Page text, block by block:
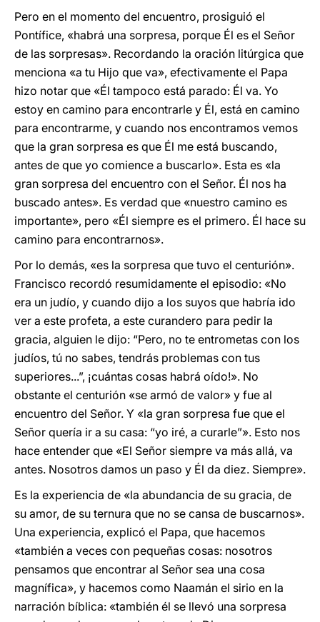
Pero en el momento del encuentro, prosiguió el
Pontífice, «habrá una sorpresa, porque Él es el Señor
de las sorpresas». Recordando la oración litúrgica que
menciona «a tu Hijo que va», efectivamente el Papa
hizo notar que «Él tampoco está parado: Él va. Yo
estoy en camino para encontrarle y Él, está en camino
para encontrarme, y cuando nos encontramos vemos
que la gran sorpresa es que Él me está buscando,
antes de que yo comience a buscarlo». Esta es «la
gran sorpresa del encuentro con el Señor. Él nos ha
buscado antes». Es verdad que «nuestro camino es
importante», pero «Él siempre es el primero. Él hace su
camino para encontrarnos».
Por lo demás, «es la sorpresa que tuvo el centurión».
Francisco recordó resumidamente el episodio: «No
era un judío, y cuando dijo a los suyos que habría ido
ver a este profeta, a este curandero para pedir la
gracia, alguien le dijo: “Pero, no te entrometas con los
judíos, tú no sabes, tendrás problemas con tus
superiores...”, ¡cuántas cosas habrá oído!». No
obstante el centurión «se armó de valor» y fue al
encuentro del Señor. Y «la gran sorpresa fue que el
Señor quería ir a su casa: “yo iré, a curarle”». Esto nos
hace entender que «El Señor siempre va más allá, va
antes. Nosotros damos un paso y Él da diez. Siempre».
Es la experiencia de «la abundancia de su gracia, de
su amor, de su ternura que no se cansa de buscarnos».
Una experiencia, explicó el Papa, que hacemos
«también a veces con pequeñas cosas: nosotros
pensamos que encontrar al Señor sea una cosa
magnífica», y hacemos como Naamán el sirio en la
narración bíblica: «también él se llevó una sorpresa